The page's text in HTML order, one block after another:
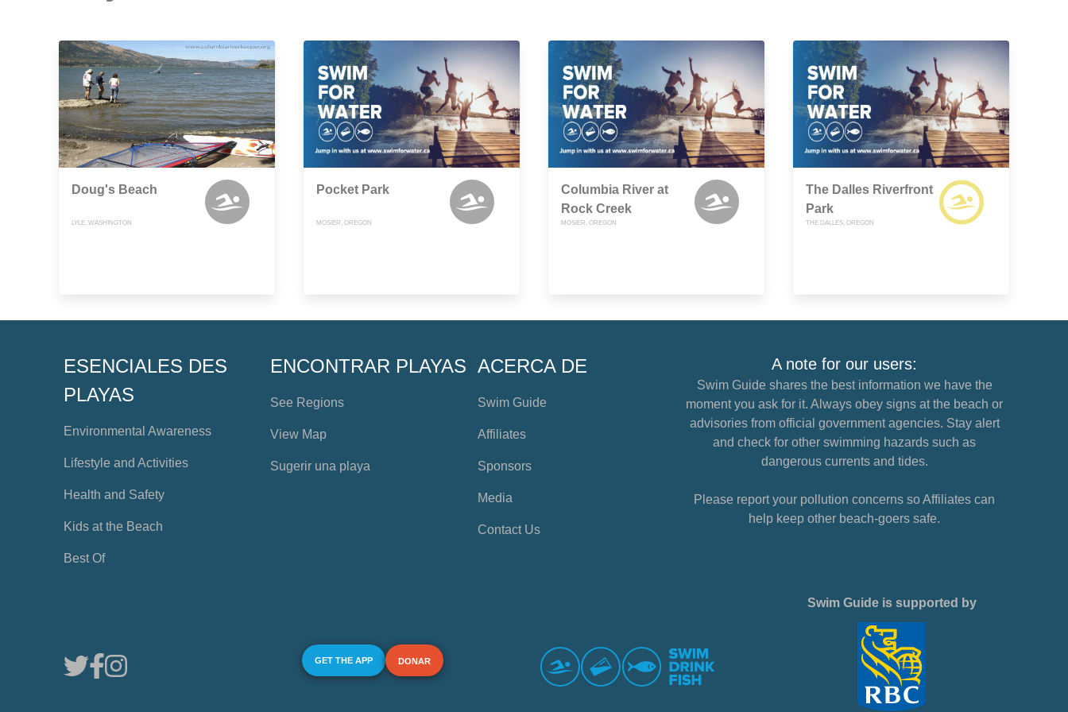
Doug's Beach
LYLE, WASHINGTON
Pocket Park
MOSIER, OREGON
Columbia River at
Rock Creek
MOSIER, OREGON
The Dalles Riverfront
Park
THE DALLES, OREGON
ESENCIALES DES
PLAYAS
Environmental Awareness
Lifestyle and Activities
Health and Safety
Kids at the Beach
Best Of
ENCONTRAR PLAYAS
See Regions
View Map
Sugerir una playa
ACERCA DE
Swim Guide
Affiliates
Sponsors
Media
Contact Us
A note for our users:
Swim Guide shares the best information we have the
moment you ask for it. Always obey signs at the beach or
advisories from official government agencies. Stay alert
and check for other swimming hazards such as
dangerous currents and tides.
Please report your pollution concerns so Affiliates can
help keep other beach-goers safe.
GET THE APP DONAR
Swim Guide is supported by